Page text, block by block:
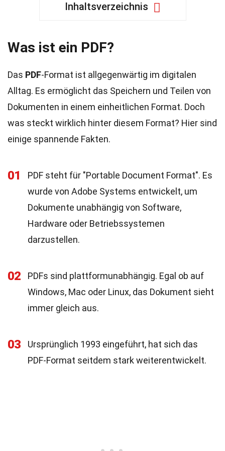
Inhaltsverzeichnis
Was ist ein PDF?
Das PDF-Format ist allgegenwärtig im digitalen
Alltag. Es ermöglicht das Speichern und Teilen von
Dokumenten in einem einheitlichen Format. Doch
was steckt wirklich hinter diesem Format? Hier sind
einige spannende Fakten.
01
PDF steht für "Portable Document Format". Es
wurde von Adobe Systems entwickelt, um
Dokumente unabhängig von Software,
Hardware oder Betriebssystemen
darzustellen.
02
PDFs sind plattformunabhängig. Egal ob auf
Windows, Mac oder Linux, das Dokument sieht
immer gleich aus.
03
Ursprünglich 1993 eingeführt, hat sich das
PDF-Format seitdem stark weiterentwickelt.